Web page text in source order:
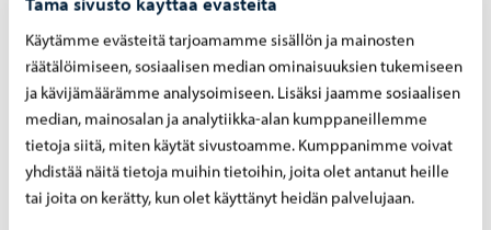
Käytämme evästeitä tarjoamamme sisällön ja mainosten
räätälöimiseen, sosiaalisen median ominaisuuksien tukemiseen
ja kävijämäärämme analysoimiseen. Lisäksi jaamme sosiaalisen
median, mainosalan ja analytiikka-alan kumppaneillemme
tietoja siitä, miten käytät sivustoamme. Kumppanimme voivat
yhdistää näitä tietoja muihin tietoihin, joita olet antanut heille
tai joita on kerätty, kun olet käyttänyt heidän palvelujaan.